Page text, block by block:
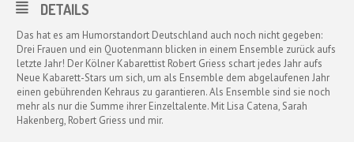
DETAILS
Das hat es am Humorstandort Deutschland auch noch nicht gegeben:
Drei Frauen und ein Quotenmann blicken in einem Ensemble zurück aufs
letzte Jahr! Der Kölner Kabarettist Robert Griess schart jedes Jahr aufs
Neue Kabarett-Stars um sich, um als Ensemble dem abgelaufenen Jahr
einen gebührenden Kehraus zu garantieren. Als Ensemble sind sie noch
mehr als nur die Summe ihrer Einzeltalente. Mit Lisa Catena, Sarah
Hakenberg, Robert Griess und mir.